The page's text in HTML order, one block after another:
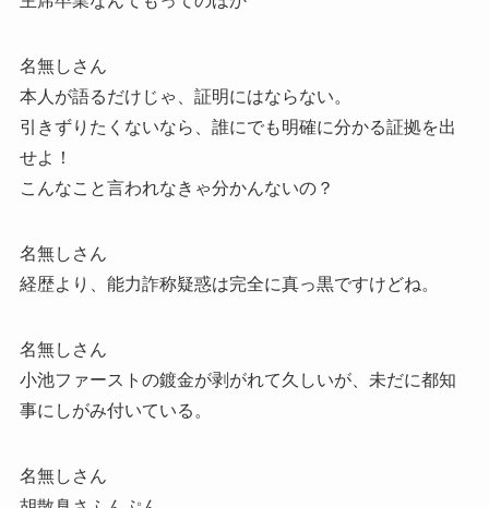
名無しさん
本人が語るだけじゃ、証明にはならない。
引きずりたくないなら、誰にでも明確に分かる証拠を出
せよ！
こんなこと言われなきゃ分かんないの？
名無しさん
経歴より、能力詐称疑惑は完全に真っ黒ですけどね。
名無しさん
小池ファーストの鍍金が剥がれて久しいが、未だに都知
事にしがみ付いている。
名無しさん